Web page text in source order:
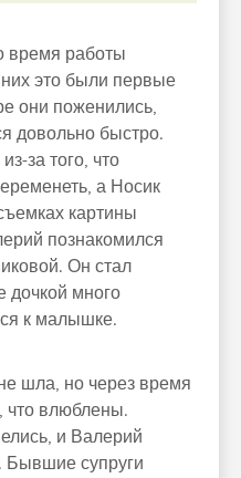
время работы
это были первые
они поженились,
довольно быстро.
за того, что
а Носик
картины
познакомился
Он стал
дочкой много
к малышке.
шла, но через время
что влюблены.
и Валерий
Бывшие супруги